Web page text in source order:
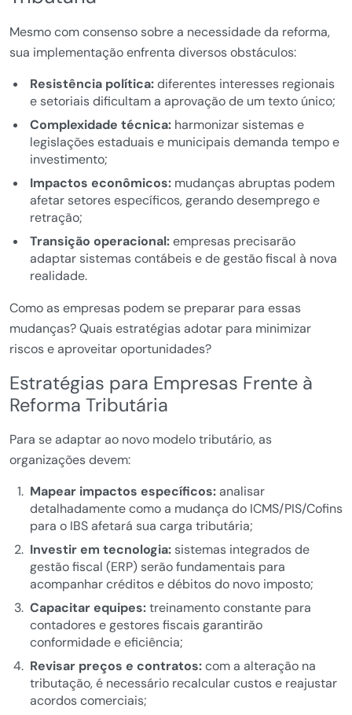
Mesmo com consenso sobre a necessidade da reforma,
sua implementação enfrenta diversos obstáculos:
Resistência política:diferentes interesses regionais
e setoriais dificultam a aprovação de um texto único;
Complexidade técnica:harmonizar sistemas e
legislações estaduais e municipais demanda tempo e
investimento;
Impactos econômicos:mudanças abruptas podem
afetar setores específicos, gerando desemprego e
retração;
Transição operacional:empresas precisarão
adaptar sistemas contábeis e de gestão fiscal à nova
realidade.
Como as empresas podem se preparar para essas
mudanças? Quais estratégias adotar para minimizar
riscos e aproveitar oportunidades?
Estratégias para Empresas Frente à
Reforma Tributária
Para se adaptar ao novo modelo tributário, as
organizações devem:
Mapear impactos específicos:analisar
detalhadamente como a mudança do ICMS/PIS/Cofins
para o IBS afetará sua carga tributária;
Investir em tecnologia:sistemas integrados de
gestão fiscal (ERP) serão fundamentais para
acompanhar créditos e débitos do novo imposto;
Capacitar equipes:treinamento constante para
contadores e gestores fiscais garantirão
conformidade e eficiência;
Revisar preços e contratos:com a alteração na
tributação, é necessário recalcular custos e reajustar
acordos comerciais;